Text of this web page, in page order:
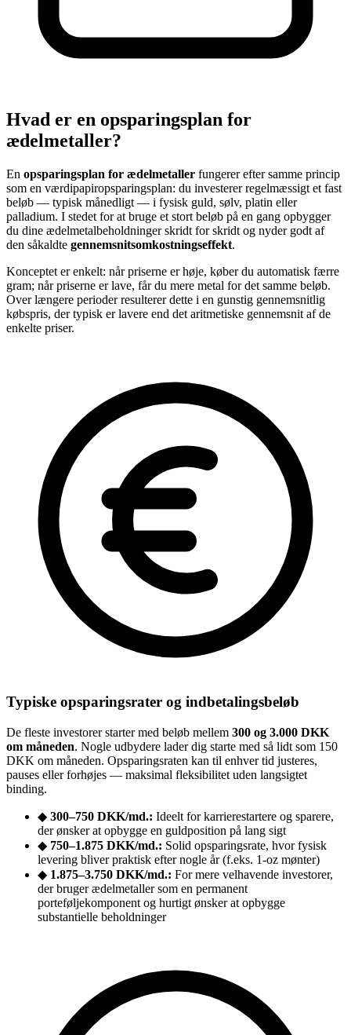
Hvad er en opsparingsplan for
ædelmetaller?
En opsparingsplan for ædelmetaller fungerer efter samme princip
som en værdipapiropsparingsplan: du investerer regelmæssigt et fast
beløb — typisk månedligt — i fysisk guld, sølv, platin eller
palladium. I stedet for at bruge et stort beløb på en gang opbygger
du dine ædelmetalbeholdninger skridt for skridt og nyder godt af
den såkaldte gennemsnitsomkostningseffekt.
Konceptet er enkelt: når priserne er høje, køber du automatisk færre
gram; når priserne er lave, får du mere metal for det samme beløb.
Over længere perioder resulterer dette i en gunstig gennemsnitlig
købspris, der typisk er lavere end det aritmetiske gennemsnit af de
enkelte priser.
Typiske opsparingsrater og indbetalingsbeløb
De fleste investorer starter med beløb mellem 300 og 3.000 DKK
om måneden. Nogle udbydere lader dig starte med så lidt som 150
DKK om måneden. Opsparingsraten kan til enhver tid justeres,
pauses eller forhøjes — maksimal fleksibilitet uden langsigtet
binding.
◆ 300–750 DKK/md.: Ideelt for karrierestartere og sparere,
der ønsker at opbygge en guldposition på lang sigt
◆ 750–1.875 DKK/md.: Solid opsparingsrate, hvor fysisk
levering bliver praktisk efter nogle år (f.eks. 1-oz mønter)
◆ 1.875–3.750 DKK/md.: For mere velhavende investorer,
der bruger ædelmetaller som en permanent
porteføljekomponent og hurtigt ønsker at opbygge
substantielle beholdninger